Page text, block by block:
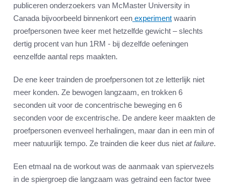
publiceren onderzoekers van McMaster University in
Canada bijvoorbeeld binnenkort een experiment waarin
proefpersonen twee keer met hetzelfde gewicht – slechts
dertig procent van hun 1RM - bij dezelfde oefeningen
eenzelfde aantal reps maakten.
De ene keer trainden de proefpersonen tot ze letterlijk niet
meer konden. Ze bewogen langzaam, en trokken 6
seconden uit voor de concentrische beweging en 6
seconden voor de excentrische. De andere keer maakten de
proefpersonen evenveel herhalingen, maar dan in een min of
meer natuurlijk tempo. Ze trainden die keer dus niet at failure.
Een etmaal na de workout was de aanmaak van spiervezels
in de spiergroep die langzaam was getraind een factor twee